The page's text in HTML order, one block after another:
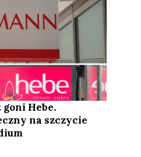
Hebe.
na szczycie